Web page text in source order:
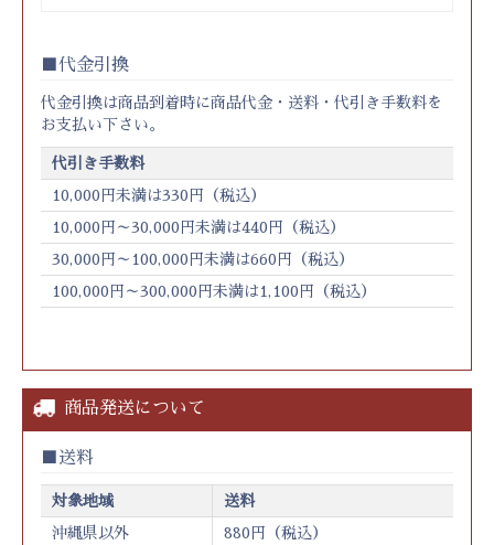
代金引換
代金引換は商品到着時に商品代金・送料・代引き手数料を
お支払い下さい。
代引き手数料
10,000円未満は330円（税込）
10,000円～30,000円未満は440円（税込）
30,000円～100,000円未満は660円（税込）
100,000円～300,000円未満は1,100円（税込）
商品発送について
送料
対象地域 送料
沖縄県以外 880円（税込）